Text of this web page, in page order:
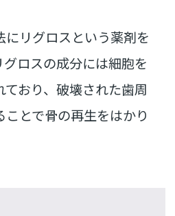
にリグロスという薬剤を
ロスの成分には細胞を
おり、破壊された歯周
とで骨の再生をはかり